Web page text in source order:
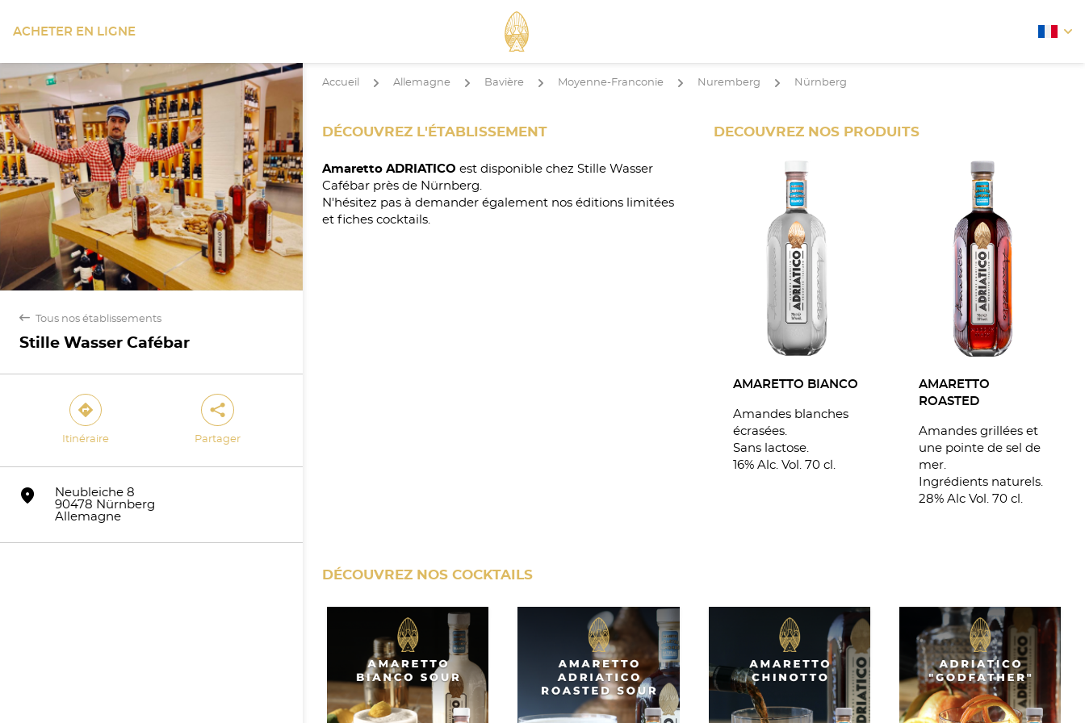
ACHETER EN LIGNE arrow
back Tous nos établissements
Stille Wasser Cafébar
direction
Itinéraire
share
Partager
marker
Neubleiche 8
90478 Nürnberg
Allemagne
Accueil arrow Allemagne arrow Bavière arrow Moyenne-Franconie arrow Nuremberg arrow Nürnberg
DÉCOUVREZ L'ÉTABLISSEMENT
Amaretto ADRIATICO est disponible chez Stille Wasser
Cafébar près de Nürnberg.
N'hésitez pas à demander également nos éditions limitées
et fiches cocktails.
DECOUVREZ NOS PRODUITS
AMARETTO BIANCO
Amandes blanches
écrasées.
Sans lactose.
16% Alc. Vol. 70 cl.
AMARETTO
ROASTED
Amandes grillées et
une pointe de sel de
mer.
Ingrédients naturels.
28% Alc Vol. 70 cl.
DÉCOUVREZ NOS COCKTAILS